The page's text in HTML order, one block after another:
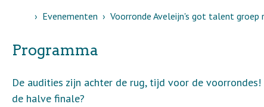
HomeEvenementen Voorronde Aveleijn's got talent groep
Programma
De audities zijn achter de rug, tijd voor de
de halve finale?